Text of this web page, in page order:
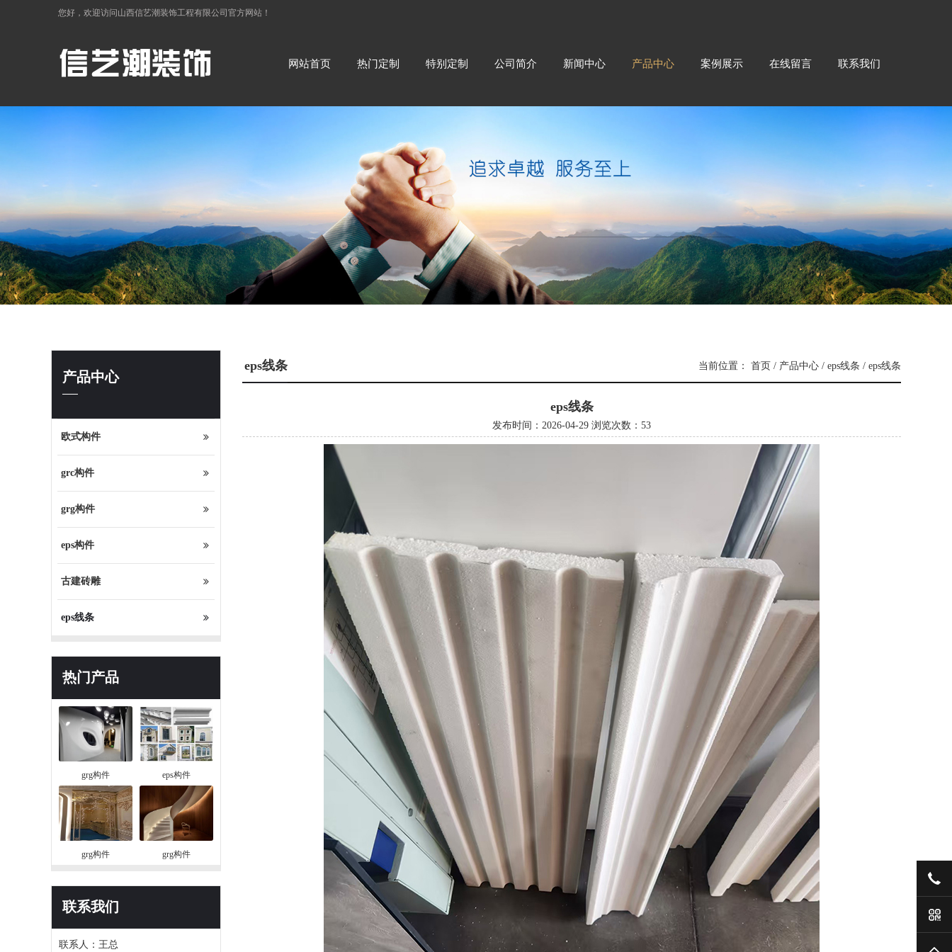
您好，欢迎访问 山西信艺潮装饰工程有限公司 官方网站！
网站首页 热门定制 特别定制 公司简介 新闻中心 产品中心 案例展示 在线留言 联系我们
产品中心
欧式构件
grc构件
grg构件
eps构件
古建砖雕
eps线条
热门产品
grg构件 eps构件
grg构件 grg构件
联系我们
联系人：王总
当前位置： 首页 / 产品中心 / eps线条 / eps线条
eps线条
eps线条
发布时间：2026-04-29 浏览次数： 53
手